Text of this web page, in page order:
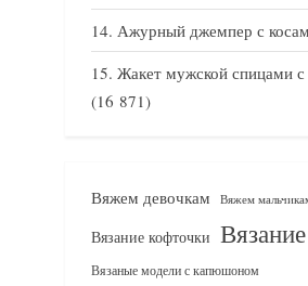
Ажурный джемпер с
Жакет мужской спицами
(16 871)
Вяжем девочкам Вяжем
Вязание кофточки
Вязаные модели с капюшоном